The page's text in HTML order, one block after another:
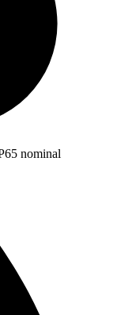
nominal